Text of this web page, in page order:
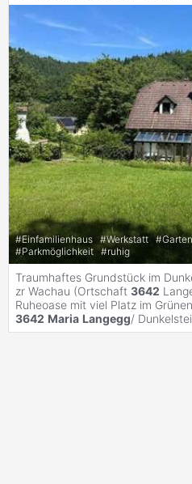
#Einfamilienhaus #Werkstatt #Garten
#Parkmöglichkeit #ruhig
Traumhaftes Grundstück im
zr Wachau (Ortschaft 3642
Ruheoase mit viel Platz im
3642 Maria Langegg/